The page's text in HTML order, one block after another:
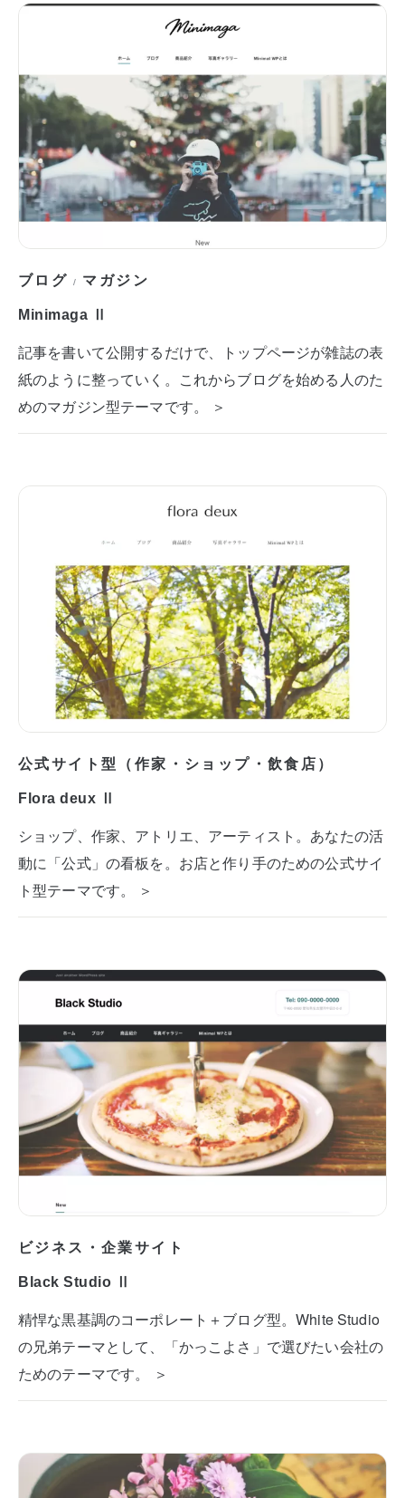
ブログ / マガジン
Minimaga Ⅱ
記事を書いて公開するだけで、トップページが雑誌の表
紙のように整っていく。これからブログを始める人のた
めのマガジン型テーマです。 ＞
公式サイト型（作家・ショップ・飲食店）
Flora deux Ⅱ
ショップ、作家、アトリエ、アーティスト。あなたの活
動に「公式」の看板を。お店と作り手のための公式サイ
ト型テーマです。 ＞
ビジネス・企業サイト
Black Studio Ⅱ
精悍な黒基調のコーポレート＋ブログ型。White Studio
の兄弟テーマとして、「かっこよさ」で選びたい会社の
ためのテーマです。 ＞